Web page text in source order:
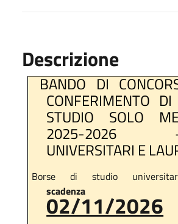
Descrizione
BANDO DI
CONFERIMENTO
STUDIO SOLO
2025-2026
UNIVERSITARI E
Borse di studio
scadenza
02/11/2026